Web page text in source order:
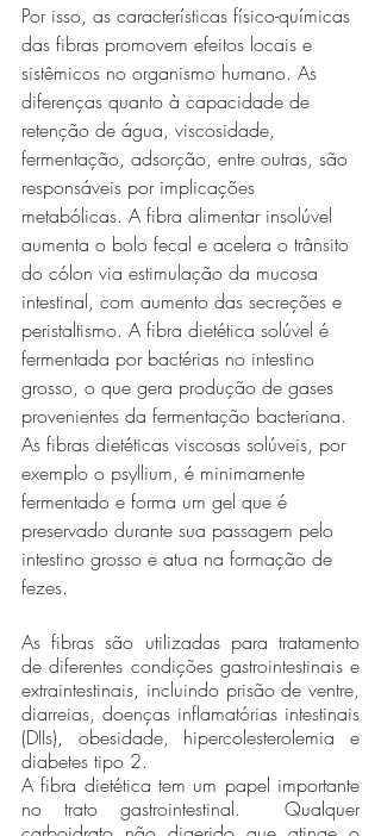
Por isso, as características físico-químicas
das fibras promovem efeitos locais e
sistêmicos no organismo humano. As
diferenças quanto à capacidade de
retenção de água, viscosidade,
fermentação, adsorção, entre outras, são
responsáveis por implicações
metabólicas. A fibra alimentar insolúvel
aumenta o bolo fecal e acelera o trânsito
do cólon via estimulação da mucosa
intestinal, com aumento das secreções e
peristaltismo. A fibra dietética solúvel é
fermentada por bactérias no intestino
grosso, o que gera produção de gases
provenientes da fermentação bacteriana.
As fibras dietéticas viscosas solúveis, por
exemplo o psyllium, é minimamente
fermentado e forma um gel que é
preservado durante sua passagem pelo
intestino grosso e atua na formação de
fezes.
As fibras são utilizadas para tratamento
de diferentes condições gastrointestinais e
extraintestinais, incluindo prisão de ventre,
diarreias, doenças inflamatórias intestinais
(DIIs), obesidade, hipercolesterolemia e
diabetes tipo 2.
A fibra dietética tem um papel importante
no trato gastrointestinal.  Qualquer